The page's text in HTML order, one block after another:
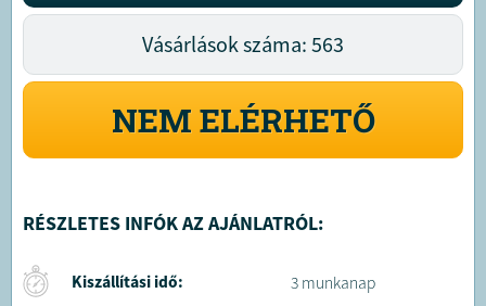
Vásárlások száma: 563
NEM ELÉRHETŐ
RÉSZLETES INFÓK AZ AJÁNLATRÓL:
Kiszállítási idő: 3 munkanap